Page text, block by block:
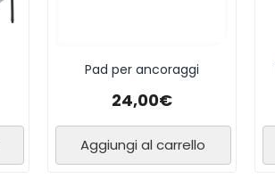
Pad per ancoraggi
24,00€
Aggiungi al carrello